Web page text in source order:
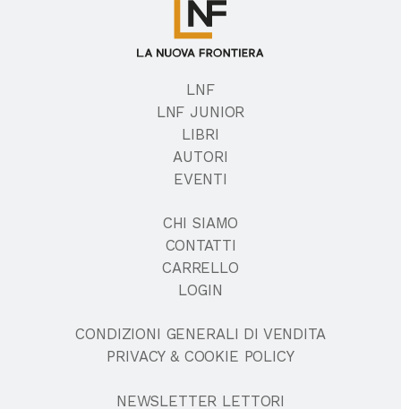
LNF
LNF JUNIOR
LIBRI
AUTORI
EVENTI
CHI SIAMO
CONTATTI
CARRELLO
LOGIN
CONDIZIONI GENERALI DI VENDITA
PRIVACY & COOKIE POLICY
NEWSLETTER LETTORI